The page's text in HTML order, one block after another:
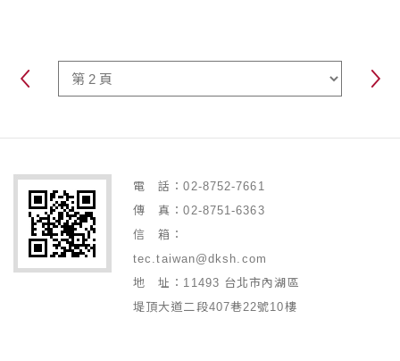
電 話：02-8752-7661
傳 真：02-8751-6363
信 箱：
tec.taiwan@dksh.com
地 址：11493 台北市內湖區
堤頂大道二段407巷22號10樓